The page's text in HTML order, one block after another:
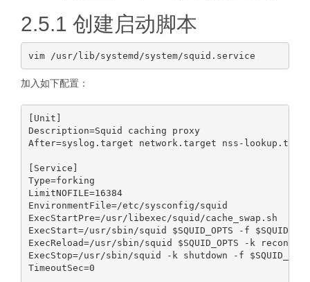
2.5.1 创建启动脚本
加入如下配置：
[Unit]
Description=Squid caching proxy
After=syslog.target network.target nss-
[Service]
Type=forking
LimitNOFILE=16384
EnvironmentFile=/etc/sysconfig/squid
ExecStartPre=/usr/libexec/squid/cache_swap.sh
ExecStart=/usr/sbin/squid $SQUID_OPTS -f
ExecReload=/usr/sbin/squid $SQUID_OPTS -k
ExecStop=/usr/sbin/squid -k shutdown -f $SQUID_CONF
TimeoutSec=0